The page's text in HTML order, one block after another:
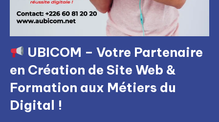
UBICOM – Votre Partenaire
en Création de Site Web &
Formation aux Métiers du
Digital !